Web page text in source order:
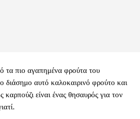
τα πιο αγαπημένα φρούτα του
διάσημο αυτό καλοκαιρινό φρούτο και
καρπούζι είναι ένας θησαυρός για τον